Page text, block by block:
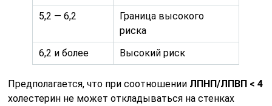
5,2 — 6,2
Граница высокого
риска
6,2 и более
Высокий риск
Предполагается, что при соотношении ЛПНП/ЛПВП < 4
холестерин не может откладываться на стенках